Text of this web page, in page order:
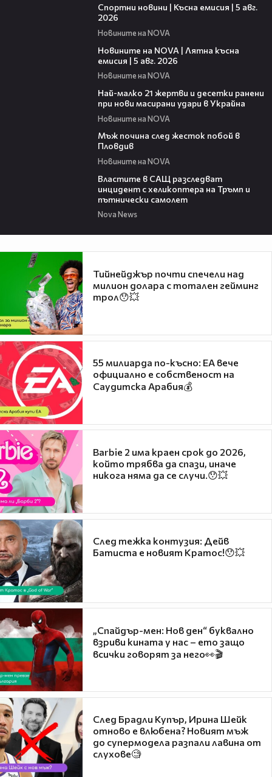
Спортни новини | Късна емисия | 5 авг.
2026
Новините на NOVA
Новините на NOVA | Лятна късна
емисия | 5 авг. 2026
Новините на NOVA
Най-малко 21 жертви и десетки ранени
при нови масирани удари в Украйна
Новините на NOVA
Мъж почина след жесток побой в
Пловдив
Новините на NOVA
Властите в САЩ разследват
инцидент с хеликоптера на Тръмп и
пътнически самолет
Nova News
Тийнейджър почти спечели над
милион долара с тотален гейминг
трол😯💥
55 милиарда по-късно: EA вече
официално е собственост на
Саудитска Арабия💰
Barbie 2 има краен срок до 2026,
който трябва да спази, иначе
никога няма да се случи.😯💥
След тежка контузия: Дейв
Батиста е новият Кратос!😯💥
„Спайдър-мен: Нов ден“ буквално
взриви кината у нас – ето защо
всички говорят за него👀🎬
След Брадли Купър, Ирина Шейк
отново е влюбена? Новият мъж
до супермодела разпали лавина от
слухове🧐